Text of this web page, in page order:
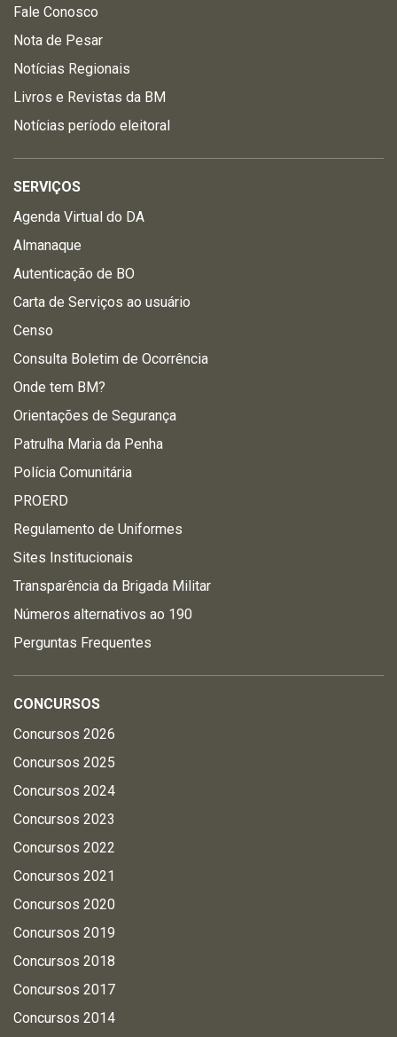
Fale Conosco
Nota de Pesar
Notícias Regionais
Livros e Revistas da BM
Notícias período eleitoral
SERVIÇOS
Agenda Virtual do DA
Almanaque
Autenticação de BO
Carta de Serviços ao usuário
Censo
Consulta Boletim de Ocorrência
Onde tem BM?
Orientações de Segurança
Patrulha Maria da Penha
Polícia Comunitária
PROERD
Regulamento de Uniformes
Sites Institucionais
Transparência da Brigada Militar
Números alternativos ao 190
Perguntas Frequentes
CONCURSOS
Concursos 2026
Concursos 2025
Concursos 2024
Concursos 2023
Concursos 2022
Concursos 2021
Concursos 2020
Concursos 2019
Concursos 2018
Concursos 2017
Concursos 2014